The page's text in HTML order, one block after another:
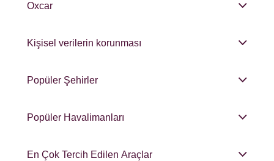
Oxcar
Kişisel verilerin korunması
Popüler Şehirler
Popüler Havalimanları
En Çok Tercih Edilen Araçlar